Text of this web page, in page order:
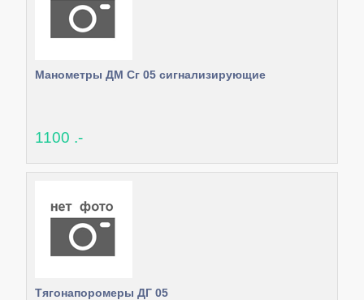
Манометры ДМ Сг 05 сигнализирующие
1100 .-
Тягонапоромеры ДГ 05